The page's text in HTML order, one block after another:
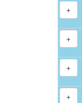
+
+
+
+